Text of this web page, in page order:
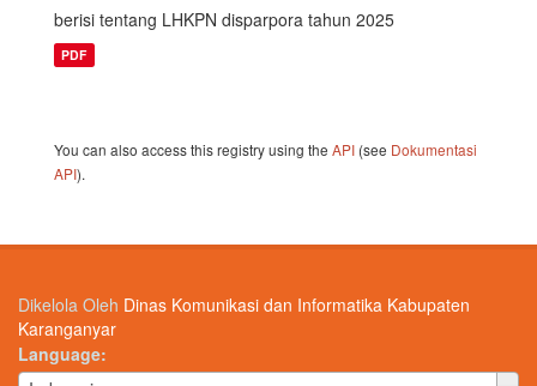
berisi tentang LHKPN disparpora tahun 2025
PDF
You can also access this registry using the API (see Dokumentasi
API).
Dikelola Oleh Dinas Komunikasi dan Informatika Kabupaten
Karanganyar
Language